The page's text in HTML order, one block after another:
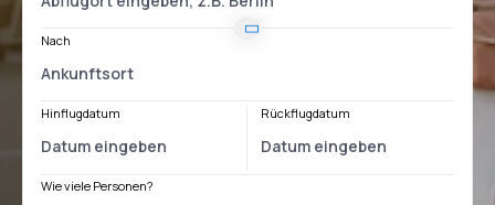
Nach
Hinflugdatum Rückflugdatum
Wie viele Personen?